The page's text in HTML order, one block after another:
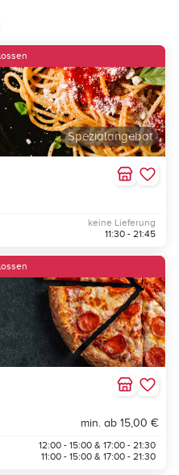
Spezialangebot
keine Lieferung
11:30 - 21:45
min. ab 15,00 €
12:00 - 15:00 & 17:00 - 21:30
11:00 - 15:00 & 17:00 - 21:30